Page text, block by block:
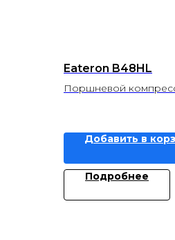
Eateron B48HL
Поршневой
Добавить в
Подробнее